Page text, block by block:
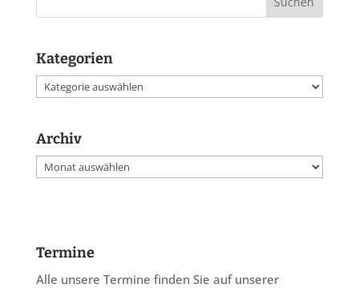
Kategorien
Kategorien
Archiv
Archiv
Termine
Alle unsere Termine finden Sie auf unserer